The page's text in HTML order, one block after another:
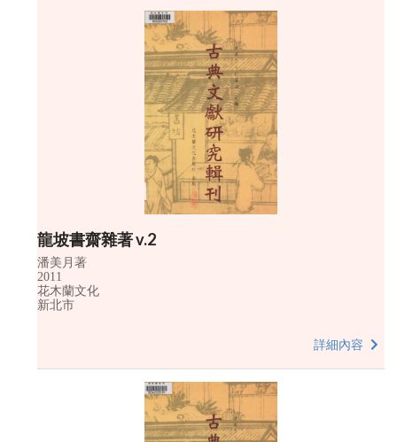
龍坡書齋雜著 v.2
潘美月著
2011
花木蘭文化
新北市
詳細內容